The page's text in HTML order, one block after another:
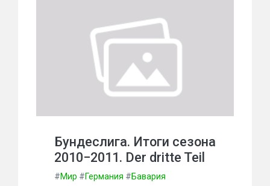
Бундеслига. Итоги сезона
2010−2011. Der dritte Teil
#Мир #Германия #Бавария